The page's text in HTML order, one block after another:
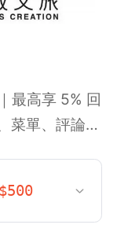
最高享 5% 回
菜單、評論大
$500